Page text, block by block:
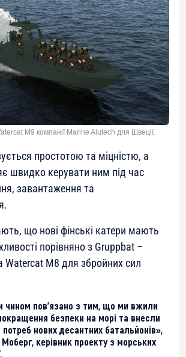
M9 компанії Marine Alutech для Швеції.
простотою та міцністю, а
швидко керувати ним під час
завантаження та
що нові фінські катери мають
порівняно з Gruppbat –
Watercat M8 для збройних сил
чином пов’язано з тим, що ми вжили
безпеки на морі та внесли
нових десантних батальйонів»,
керівник проекту з морських